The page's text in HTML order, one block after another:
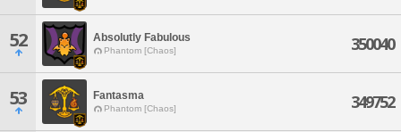
52 Absolutly Fabulous
Phantom [Chaos] 350040
53 Fantasma
Phantom [Chaos] 349752